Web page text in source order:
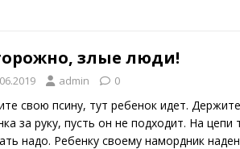
злые люди!
admin 0
свою псину, тут ребенок идет.
за руку, пусть он не подходит. На цепи
надо. Ребенку своему намордник